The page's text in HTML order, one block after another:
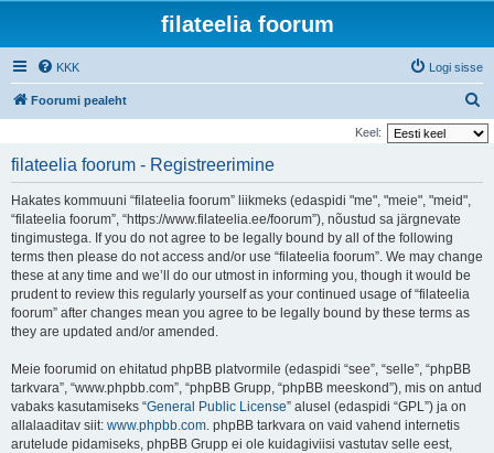
filateelia foorum
KKK Logi sisse
Foorumi pealeht
t
Keel:
filateelia foorum - Registreerimine
Hakates kommuuni “filateelia foorum” liikmeks (edaspidi "me", "meie", "meid",
“filateelia foorum”, “https://www.filateelia.ee/foorum”), nõustud sa järgnevate
tingimustega. If you do not agree to be legally bound by all of the following
terms then please do not access and/or use “filateelia foorum”. We may change
these at any time and we’ll do our utmost in informing you, though it would be
prudent to review this regularly yourself as your continued usage of “filateelia
foorum” after changes mean you agree to be legally bound by these terms as
they are updated and/or amended.
Meie foorumid on ehitatud phpBB platvormile (edaspidi “see”, “selle”, “phpBB
tarkvara”, “www.phpbb.com”, “phpBB Grupp, “phpBB meeskond”), mis on antud
vabaks kasutamiseks “General Public License” alusel (edaspidi “GPL”) ja on
allalaaditav siit: www.phpbb.com. phpBB tarkvara on vaid vahend internetis
arutelude pidamiseks, phpBB Grupp ei ole kuidagiviisi vastutav selle eest,